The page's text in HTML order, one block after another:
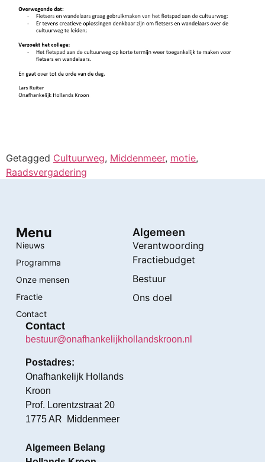
Getagged Cultuurweg, Middenmeer, motie,
Raadsvergadering
Menu
Nieuws
Programma
Onze mensen
Fractie
Contact
Algemeen
Verantwoording
Fractiebudget
Bestuur
Ons doel
Contact
bestuur@onafhankelijkhollandskroon.nl
Postadres:
Onafhankelijk Hollands
Kroon
Prof. Lorentzstraat 20
1775 AR Middenmeer
Algemeen Belang